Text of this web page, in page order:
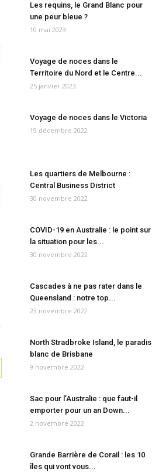
Les requins, le Grand Blanc pour
une peur bleue ?
10 mai 2023
Voyage de noces dans le
Territoire du Nord et le Centre...
25 janvier 2023
Voyage de noces dans le Victoria
19 décembre 2022
Les quartiers de Melbourne :
Central Business District
30 novembre 2022
COVID-19 en Australie : le point sur
la situation pour les...
30 novembre 2022
Cascades à ne pas rater dans le
Queensland : notre top...
23 novembre 2022
North Stradbroke Island, le paradis
blanc de Brisbane
9 novembre 2022
Sac pour l’Australie : que faut-il
emporter pour un an Down...
2 novembre 2022
Grande Barrière de Corail : les 10
îles qui vont vous...